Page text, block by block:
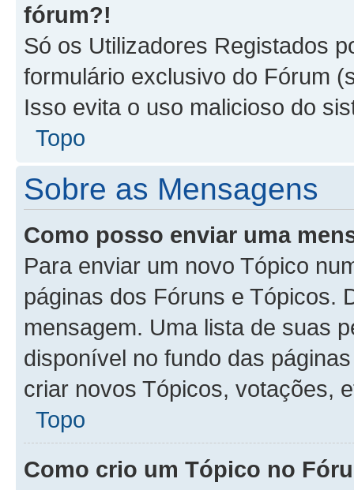
fórum?!
Só os Utilizadores Registados
formulário exclusivo do Fórum
Isso evita o uso malicioso do
Topo
Sobre as Mensagens
Como posso enviar uma
Para enviar um novo Tópico
páginas dos Fóruns e Tópicos.
mensagem. Uma lista de suas
disponível no fundo das
criar novos Tópicos, votações,
Topo
Como crio um Tópico no